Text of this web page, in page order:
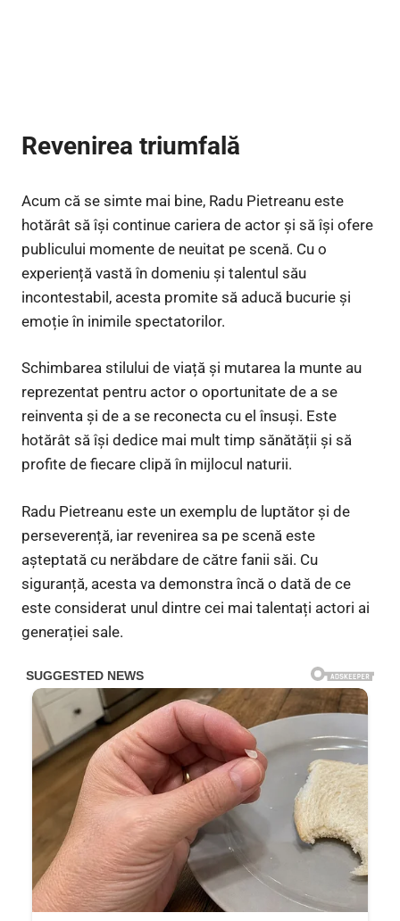
Revenirea triumfală
Acum că se simte mai bine, Radu Pietreanu este
hotărât să își continue cariera de actor și să își ofere
publicului momente de neuitat pe scenă. Cu o
experiență vastă în domeniu și talentul său
incontestabil, acesta promite să aducă bucurie și
emoție în inimile spectatorilor.
Schimbarea stilului de viață și mutarea la munte au
reprezentat pentru actor o oportunitate de a se
reinventa și de a se reconecta cu el însuși. Este
hotărât să își dedice mai mult timp sănătății și să
profite de fiecare clipă în mijlocul naturii.
Radu Pietreanu este un exemplu de luptător și de
perseverență, iar revenirea sa pe scenă este
așteptată cu nerăbdare de către fanii săi. Cu
siguranță, acesta va demonstra încă o dată de ce
este considerat unul dintre cei mai talentați actori ai
generației sale.